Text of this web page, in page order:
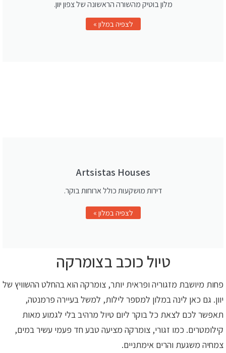
מלון בוטיק מהשורה הראשונה של צפון יוון.
לצפיה במלון »
Artsistas Houses
דירות מושקעות כולל ארוחות בוקר.
לצפיה במלון »
טיול כוכב בצומרקה
פחות מיושבת מזגוריה ופראית יותר, צומרקה הוא בהחלט ההשוויץ של
יוון. גם כאן לינה במלון למספר לילות, למשל בעיירה פרמנטה,
תאפשר לכם לצאת כל בוקר ליום טיול מרהיב בלי לגמוע מאות
קילומטרים. כמו זגורי, צומרקה מציעה טבע חד פעמי עשיר במים,
צמחיה משגעת והרים אימתניים.